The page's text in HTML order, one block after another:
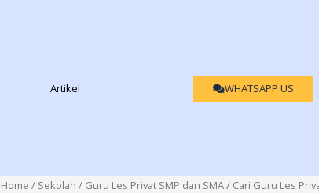
Artikel WHATSAPP US
Home / Sekolah / Guru Les Privat SMP dan SMA/ Cari Guru Les